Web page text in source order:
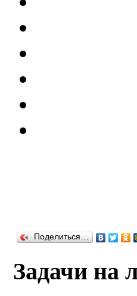
Поделиться…
Задачи на